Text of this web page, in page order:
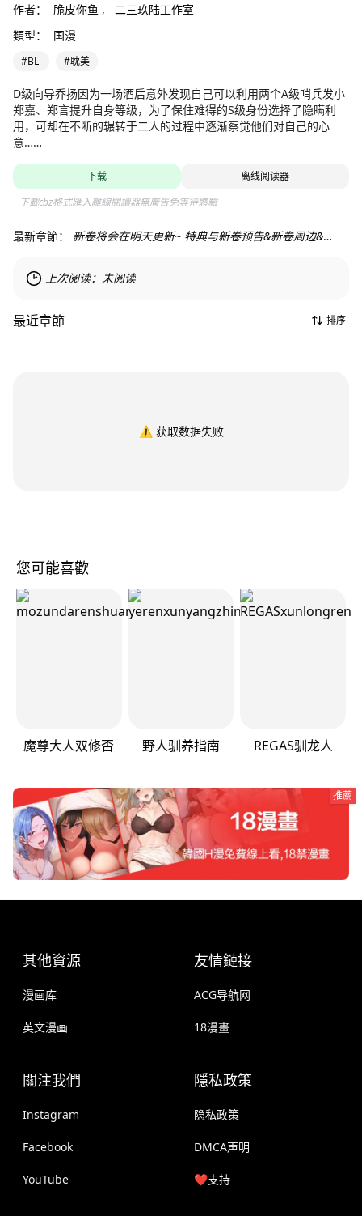
作者： 脆皮你鱼 ,
二三玖陆工作室
類型：
国漫
#BL #耽美
D级向导乔扬因为一场酒后意外发现自己可以利用两个A级哨兵发小
郑嘉、郑言提升自身等级，为了保住难得的S级身份选择了隐瞒利
用，可却在不断的辗转于二人的过程中逐渐察觉他们对自己的心
意……
下载
离线阅读器
下載cbz格式匯入離線閱讀器無廣告免等待體驗
最新章節： 新卷将会在明天更新~ 特典与新卷预告&新卷周边&更新时间说明
上次阅读： 未阅读
最近章節 排序
⚠️ 获取数据失败
您可能喜歡
魔尊大人双修否 野人驯养指南 REGAS驯龙人
推薦
其他資源
漫画库
英文漫画
友情鏈接
ACG导航网
18漫畫
關注我們
Instagram
Facebook
YouTube
隱私政策
隐私政策
DMCA声明
❤️支持